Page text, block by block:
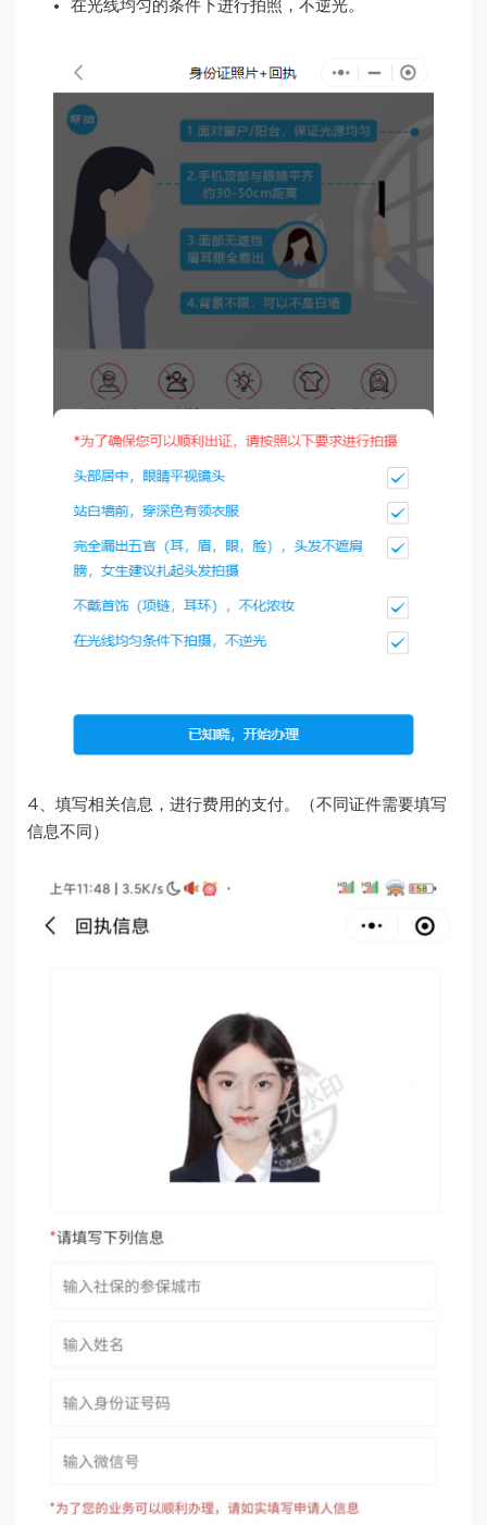
在光线均匀的条件下进行拍照，不逆光。
4、填写相关信息，进行费用的支付。（不同证件需要填写
信息不同）